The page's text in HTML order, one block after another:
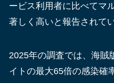
ービス利用者に比べてマ
著しく高いと報告されて
2025年の調査では、海賊
イトの最大65倍の感染確